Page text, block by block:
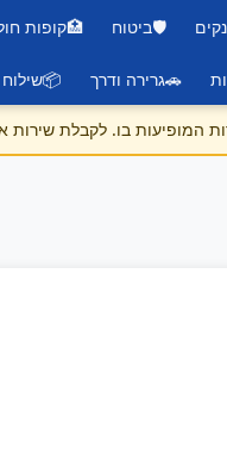
🛡️ביטוח 🏥קופות
🚗גרירה ודרך 📦
המופיעות בו. לקבלת שירות